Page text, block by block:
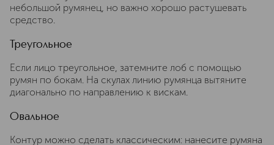
небольшой румянец, но важно хорошо растушевать
средство.
Треугольное
Если лицо треугольное, затемните лоб с помощью
румян по бокам. На скулах линию румянца вытяните
диагонально по направлению к вискам.
Овальное
Контур можно сделать классическим: нанесите румяна